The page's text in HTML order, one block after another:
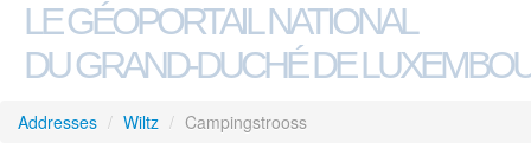
LE GÉOPORTAIL NATIONAL
DU GRAND-DUCHÉ DE
Addresses / Wiltz / Campingstrooss